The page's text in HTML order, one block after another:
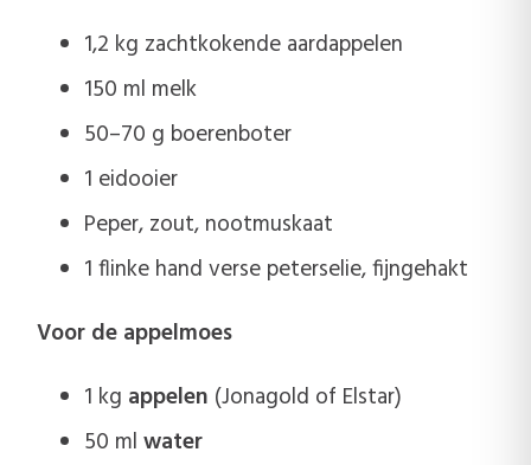
1,2 kg zachtkokende aardappelen
150 ml melk
50–70 g boerenboter
1 eidooier
Peper, zout, nootmuskaat
1 flinke hand verse peterselie, fijngehakt
Voor de appelmoes
1 kg appelen (Jonagold of Elstar)
50 ml water